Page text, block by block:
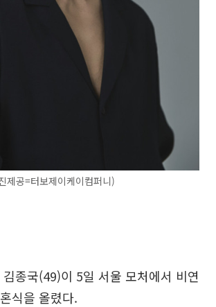
공=터보제이케이컴퍼니)
종국(49)이 5일 서울 모처에서 비연
식을 올렸다.